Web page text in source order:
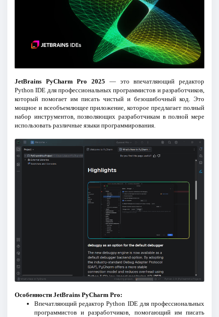
JetBrains PyCharm Pro 2025 — это впечатляющий редактор
Python IDE для профессиональных программистов и разработчиков,
который помогает им писать чистый и безошибочный код. Это
мощное и всеобъемлющее приложение, которое предлагает полный
набор инструментов, позволяющих разработчикам в полной мере
использовать различные языки программирования.
Особенности JetBrains PyCharm Pro:
Впечатляющий редактор Python IDE для профессиональных
программистов и разработчиков, помогающий им писать